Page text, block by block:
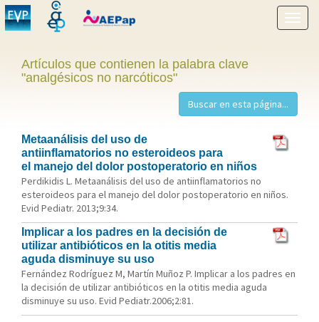
menú
Artículos que contienen la palabra clave
"analgésicos no narcóticos"
Metaanálisis del uso de
antiinflamatorios no esteroideos para
el manejo del dolor postoperatorio en niños
Perdikidis L. Metaanálisis del uso de antiinflamatorios no
esteroideos para el manejo del dolor postoperatorio en niños.
Evid Pediatr. 2013;9:34.
Implicar a los padres en la decisión de
utilizar antibióticos en la otitis media
aguda disminuye su uso
Fernández Rodríguez M, Martín Muñoz P. Implicar a los padres en
la decisión de utilizar antibióticos en la otitis media aguda
disminuye su uso. Evid Pediatr.2006;2:81.